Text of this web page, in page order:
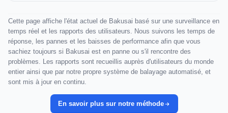
Cette page affiche l'état actuel de Bakusai basé sur une surveillance en
temps réel et les rapports des utilisateurs. Nous suivons les temps de
réponse, les pannes et les baisses de performance afin que vous
sachiez toujours si Bakusai est en panne ou s'il rencontre des
problèmes. Les rapports sont recueillis auprès d'utilisateurs du monde
entier ainsi que par notre propre système de balayage automatisé, et
sont mis à jour en continu.
En savoir plus sur notre méthode